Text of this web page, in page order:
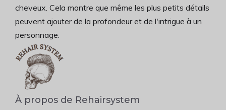
cheveux. Cela montre que même les plus petits détails
peuvent ajouter de la profondeur et de l'intrigue à un
personnage.
À propos de Rehairsystem